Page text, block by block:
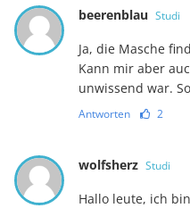
beerenblau Studi
Ja, die Masche
Kann mir aber
unwissend war.
Antworten 2
wolfsherz Studi
Hallo leute, ich